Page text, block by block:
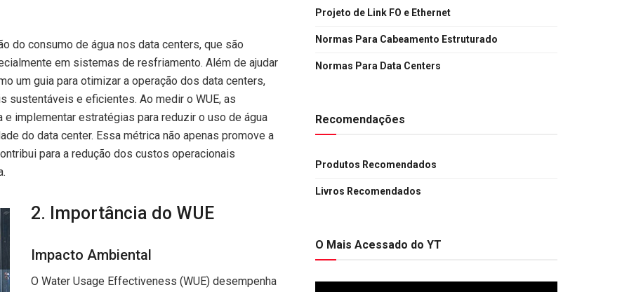
do consumo de água nos data centers, que são
em sistemas de resfriamento. Além de ajudar
um guia para otimizar a operação dos data centers,
sustentáveis e eficientes. Ao medir o WUE, as
implementar estratégias para reduzir o uso de água
do data center. Essa métrica não apenas promove a
para a redução dos custos operacionais
2. Importância do WUE
Impacto Ambiental
O Water Usage Effectiveness (WUE) desempenha
Projeto de Link FO e Ethernet
Normas Para Cabeamento Estruturado
Normas Para Data Centers
Recomendações
Produtos Recomendados
Livros Recomendados
O Mais Acessado do YT